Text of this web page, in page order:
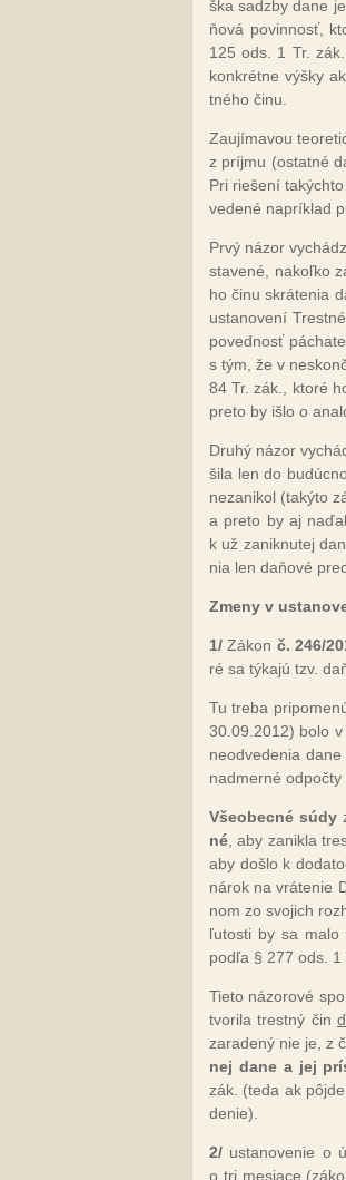
ška sadz­by da­ne
ňo­vá po­vin­nosť,
125 ods. 1 Tr.
kon­krét­ne vý­šky
tné­ho či­nu.
Za­ují­ma­vou
z príj­mu (os­tat­né
Pri rie­še­ní
ve­de­né nap­rík­lad
Pr­vý ná­zor
sta­ve­né, na­koľ­ko
ho či­nu skrá­te­nia
us­ta­no­ve­ní
po­ved­nosť
s tým, že v
84 Tr. zák., kto­ré
pre­to by iš­lo o
Dru­hý ná­zor
ši­la len do
ne­za­ni­kol (ta­ký­to
a pre­to by aj
k už za­nik­nu­tej
nia len da­ňo­vé
Zme­ny v
1/ Zá­kon č. 246/
ré sa tý­ka­jú tzv.
Tu tre­ba
30.09.2012) bo­lo
neod­ve­de­nia
nad­mer­né od­poč­ty
Všeo­bec­né sú­dy
né , aby za­nik­la
aby doš­lo k
ná­rok na vrá­te­nie
nom zo svo­jich
ľu­tos­ti by sa ma­lo
pod­ľa § 277 ods. 1
Tie­to ná­zo­ro­vé
tvo­ri­la trest­ný čin
za­ra­de­ný nie je, z
nej da­ne a jej
zák. (te­da ak
de­nie).
2/ us­ta­no­ve­nie o
o tri me­sia­ce (